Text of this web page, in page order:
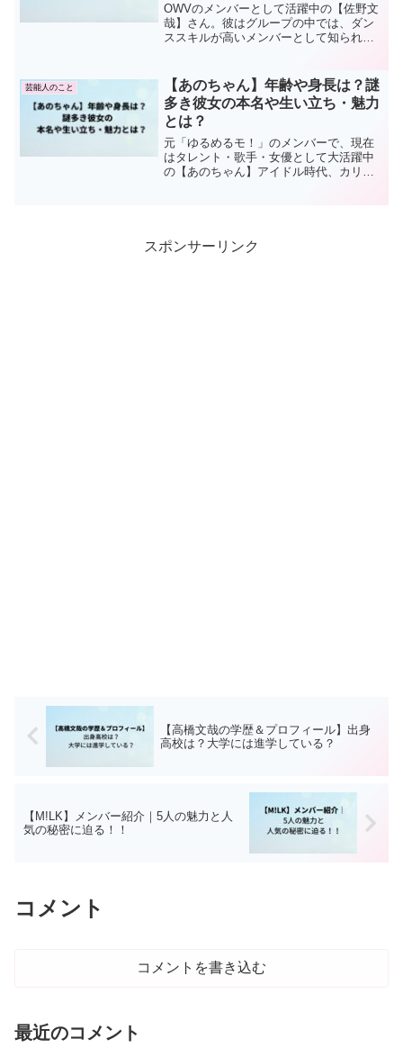
OWVのメンバーとして活躍中の【佐野文
哉】さん。彼はグループの中では、ダン
ススキルが高いメンバーとして知られて
た。プロフィール名前：佐野 文哉（さの
ふみや）生年月日：1...
芸能人のこと
【あのちゃん】年齢や身長は？謎
多き彼女の本名や生い立ち・魅力
とは？
元「ゆるめるモ！」のメンバーで、現在
はタレント・歌手・女優として大活躍中
の【あのちゃん】アイドル時代、カリス
スポンサーリンク
【高橋文哉の学歴＆プロフィール】出身
高校は？大学には進学している？
【M!LK】メンバー紹介｜5人の魅力と人
気の秘密に迫る！！
コメント
コメントを書き込む
最近のコメント